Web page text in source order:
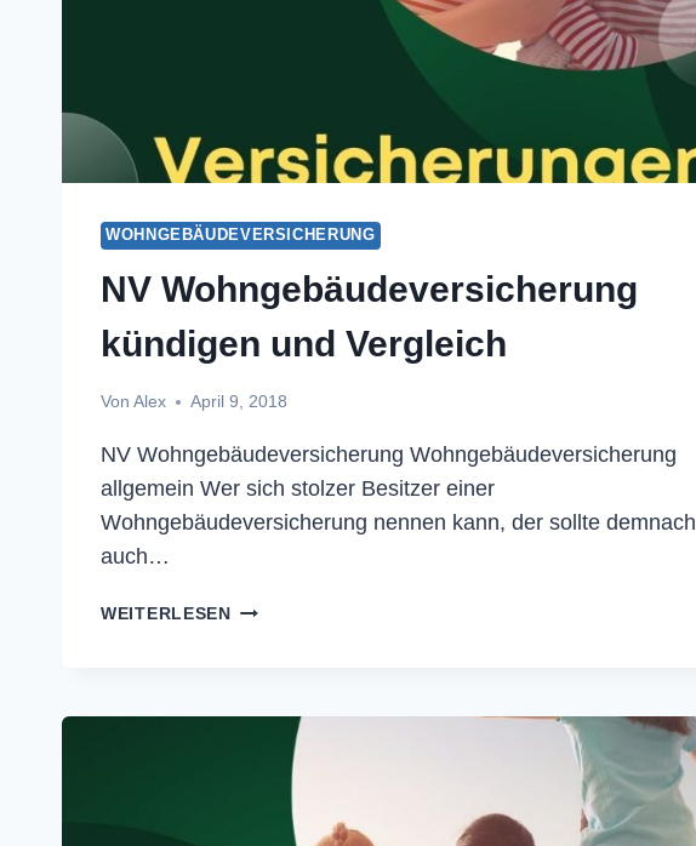
WOHNGEBÄUDEVERSICHERUNG
NV Wohngebäudeversicherung
kündigen und Vergleich
Von Alex April 9, 2018
NV Wohngebäudeversicherung Wohngebäudeversicherung
allgemein Wer sich stolzer Besitzer einer
Wohngebäudeversicherung nennen kann, der sollte demnach
auch…
WEITERLESENNV
VERGLEICH